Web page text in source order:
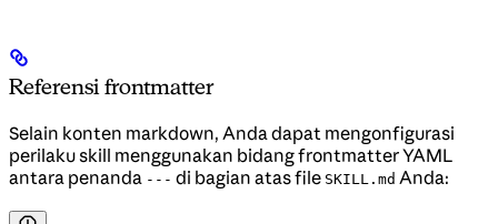
Referensi frontmatter
Selain konten markdown, Anda dapat mengonfigurasi
perilaku skill menggunakan bidang frontmatter YAML
antara penanda --- di bagian atas file SKILL.md Anda: